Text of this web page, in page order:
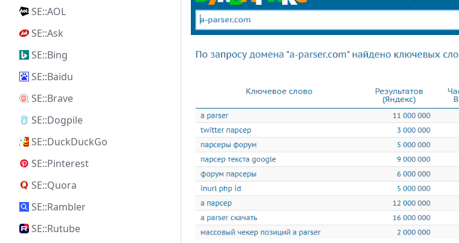
SE::AOL
SE::Ask
SE::Bing
SE::Baidu
SE::Brave
SE::Dogpile
SE::DuckDuckGo
SE::Pinterest
SE::Quora
SE::Rambler
SE::Rutube